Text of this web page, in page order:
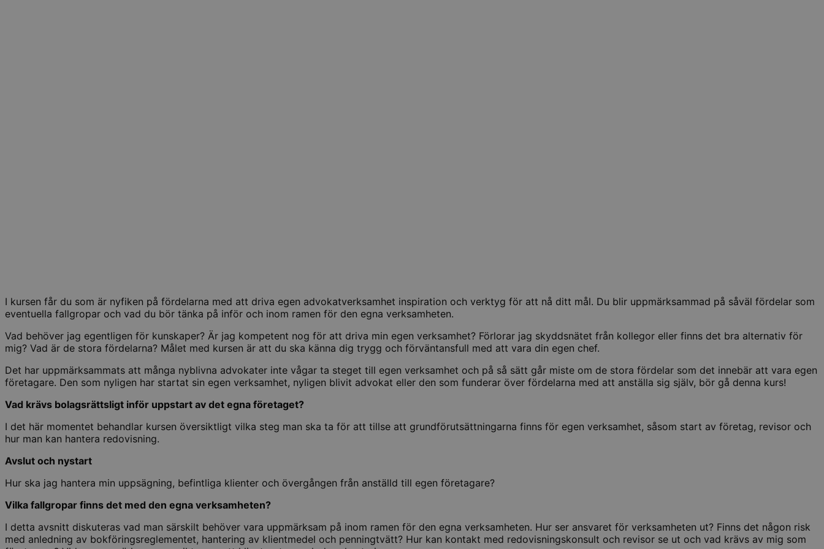
I kursen får du som är nyfiken på fördelarna med att driva egen advokatverksamhet inspiration och verktyg för att nå ditt mål. Du blir uppmärksammad på såväl fördelar som
eventuella fallgropar och vad du bör tänka på inför och inom ramen för den egna verksamheten.
Vad behöver jag egentligen för kunskaper? Är jag kompetent nog för att driva min egen verksamhet? Förlorar jag skyddsnätet från kollegor eller finns det bra alternativ för
mig? Vad är de stora fördelarna? Målet med kursen är att du ska känna dig trygg och förväntansfull med att vara din egen chef.
Det har uppmärksammats att många nyblivna advokater inte vågar ta steget till egen verksamhet och på så sätt går miste om de stora fördelar som det innebär att vara egen
företagare. Den som nyligen har startat sin egen verksamhet, nyligen blivit advokat eller den som funderar över fördelarna med att anställa sig själv, bör gå denna kurs!
Vad krävs bolagsrättsligt inför uppstart av det egna företaget?
I det här momentet behandlar kursen översiktligt vilka steg man ska ta för att tillse att grundförutsättningarna finns för egen verksamhet, såsom start av företag, revisor och
hur man kan hantera redovisning.
Avslut och nystart
Hur ska jag hantera min uppsägning, befintliga klienter och övergången från anställd till egen företagare?
Vilka fallgropar finns det med den egna verksamheten?
I detta avsnitt diskuteras vad man särskilt behöver vara uppmärksam på inom ramen för den egna verksamheten. Hur ser ansvaret för verksamheten ut? Finns det någon risk
med anledning av bokföringsreglementet, hantering av klientmedel och penningtvätt? Hur kan kontakt med redovisningskonsult och revisor se ut och vad krävs av mig som